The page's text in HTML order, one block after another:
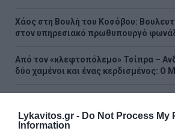
Lykavitos.gr - Do Not Process My
Information
Χάος στη Βουλή του Κοσόβου:
στον υπηρεσιακό πρωθυπουργό
Από τον «κλεφτοπόλεμο» Τσίπρα –
δύο χαμένοι και ένας κερδισμένος: Ο
Συγκλονιστική η προσπάθεια του
την τραγωδία (Βίντεο)